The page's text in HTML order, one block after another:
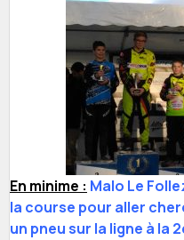
En minime : Malo Le
la course pour aller
un pneu sur la ligne à la